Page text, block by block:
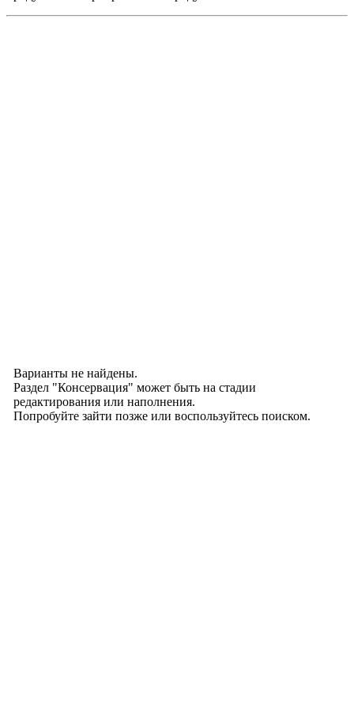
Варианты не найдены.
Раздел "Консервация" может быть на стадии
редактирования или наполнения.
Попробуйте зайти позже или воспользуйтесь поиском.